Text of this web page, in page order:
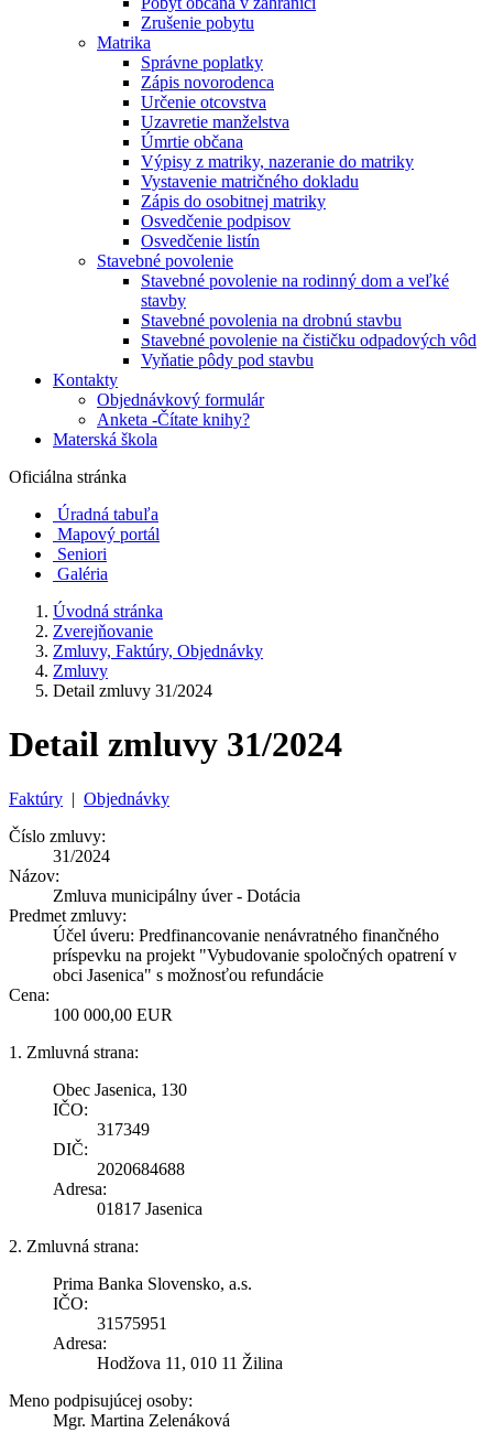
Zrušenie pobytu
Matrika
Správne poplatky
Zápis novorodenca
Určenie otcovstva
Uzavretie manželstva
Úmrtie občana
Výpisy z matriky, nazeranie do matriky
Vystavenie matričného dokladu
Zápis do osobitnej matriky
Osvedčenie podpisov
Osvedčenie listín
Stavebné povolenie
Stavebné povolenie na rodinný dom a veľké
stavby
Stavebné povolenia na drobnú stavbu
Stavebné povolenie na čističku odpadových vôd
Vyňatie pôdy pod stavbu
Kontakty
Objednávkový formulár
Anketa -Čítate knihy?
Materská škola
Oficiálna stránka
Úradná tabuľa
Mapový portál
Seniori
Galéria
Úvodná stránka
Zverejňovanie
Zmluvy, Faktúry, Objednávky
Zmluvy
Detail zmluvy 31/2024
Detail zmluvy 31/2024
Faktúry | Objednávky
Číslo zmluvy:
31/2024
Názov:
Zmluva municipálny úver - Dotácia
Predmet zmluvy:
Účel úveru: Predfinancovanie nenávratného finančného
príspevku na projekt "Vybudovanie spoločných opatrení v
obci Jasenica" s možnosťou refundácie
Cena:
100 000,00 EUR
1. Zmluvná strana:
Obec Jasenica, 130
IČO:
317349
DIČ:
2020684688
Adresa:
01817 Jasenica
2. Zmluvná strana:
Prima Banka Slovensko, a.s.
IČO:
31575951
Adresa:
Hodžova 11, 010 11 Žilina
Meno podpisujúcej osoby:
Mgr. Martina Zelenáková